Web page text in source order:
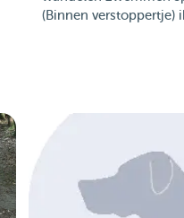
(Binnen verstoppertje)